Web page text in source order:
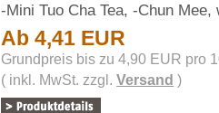
-Mini Tuo Cha Tea, -Chun Mee,
Ab 4,41 EUR
Grundpreis bis zu 4,90 EUR pro
( inkl. MwSt. zzgl.Versand )